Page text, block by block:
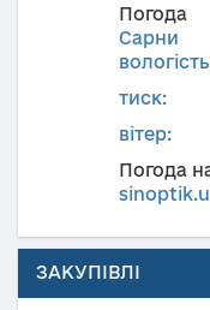
Погода
Сарни
тиск:
вітер:
Погода
ЗАКУПІВЛІ